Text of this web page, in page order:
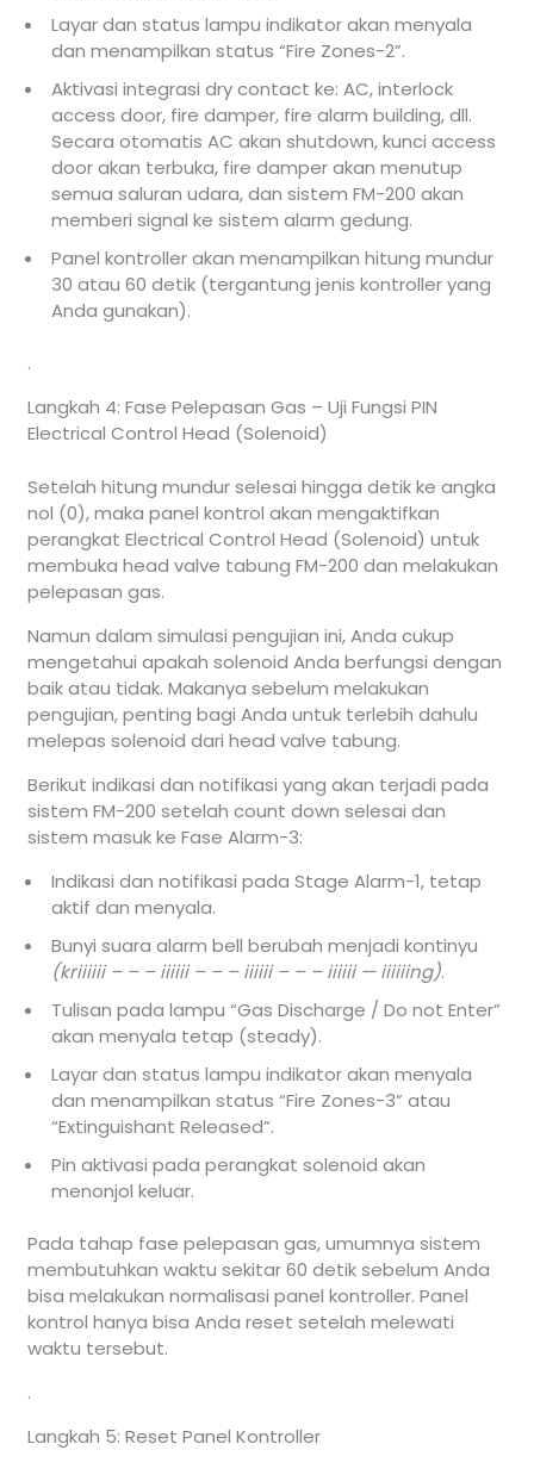
Layar dan status lampu indikator akan menyala
dan menampilkan status “Fire Zones-2”.
Aktivasi integrasi dry contact ke: AC, interlock
access door, fire damper, fire alarm building, dll.
Secara otomatis AC akan shutdown, kunci access
door akan terbuka, fire damper akan menutup
semua saluran udara, dan sistem FM-200 akan
memberi signal ke sistem alarm gedung.
Panel kontroller akan menampilkan hitung mundur
30 atau 60 detik (tergantung jenis kontroller yang
Anda gunakan).
.
Langkah 4: Fase Pelepasan Gas – Uji Fungsi PIN
Electrical Control Head (Solenoid)
Setelah hitung mundur selesai hingga detik ke angka
nol (0), maka panel kontrol akan mengaktifkan
perangkat Electrical Control Head (Solenoid) untuk
membuka head valve tabung FM-200 dan melakukan
pelepasan gas.
Namun dalam simulasi pengujian ini, Anda cukup
mengetahui apakah solenoid Anda berfungsi dengan
baik atau tidak. Makanya sebelum melakukan
pengujian, penting bagi Anda untuk terlebih dahulu
melepas solenoid dari head valve tabung.
Berikut indikasi dan notifikasi yang akan terjadi pada
sistem FM-200 setelah count down selesai dan
sistem masuk ke Fase Alarm-3:
Indikasi dan notifikasi pada Stage Alarm-1, tetap
aktif dan menyala.
Bunyi suara alarm bell berubah menjadi kontinyu
(kriiiiii – – – iiiiii – – – iiiiii – – – iiiiii — iiiiiing).
Tulisan pada lampu “Gas Discharge / Do not Enter”
akan menyala tetap (steady).
Layar dan status lampu indikator akan menyala
dan menampilkan status “Fire Zones-3” atau
“Extinguishant Released”.
Pin aktivasi pada perangkat solenoid akan
menonjol keluar.
Pada tahap fase pelepasan gas, umumnya sistem
membutuhkan waktu sekitar 60 detik sebelum Anda
bisa melakukan normalisasi panel kontroller. Panel
kontrol hanya bisa Anda reset setelah melewati
waktu tersebut.
.
Langkah 5: Reset Panel Kontroller